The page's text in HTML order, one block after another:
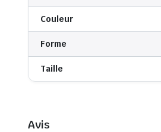
Couleur
Forme
Taille
Avis